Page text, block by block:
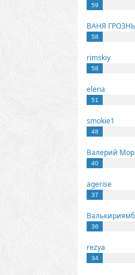
59
ВАНЯ
58
rimskiy
58
elena
51
smokie1
48
Валерий
40
agerise
37
Валькириямб
36
rezya
34